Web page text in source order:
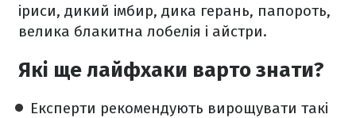
іриси, дикий імбир, дика герань, папороть,
велика блакитна лобелія і айстри.
Які ще лайфхаки варто знати?
Експерти рекомендують вирощувати такі